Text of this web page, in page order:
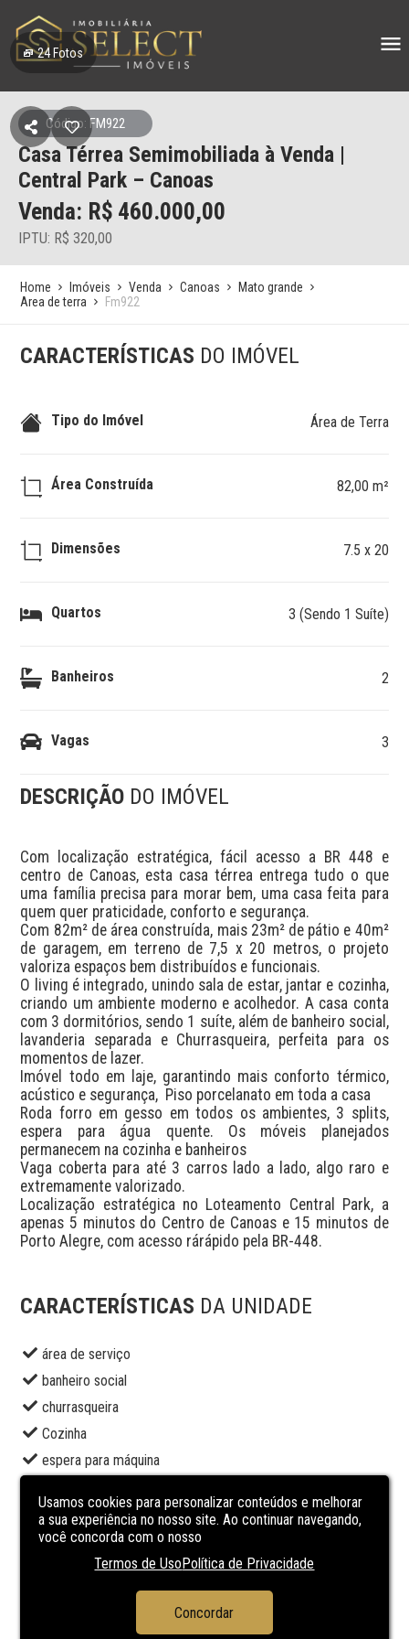
24Fotos
Código: FM922
Casa Térrea Semimobiliada à Venda |
Central Park – Canoas
Venda: R$ 460.000,00
IPTU: R$ 320,00
Home Imóveis Venda Canoas
Mato grande
Area de terra
Fm922
CARACTERÍSTICAS DO IMÓVEL
Tipo do Imóvel Área de Terra
Área Construída 82,00 m²
Dimensões 7.5 x 20
Quartos 3 (Sendo 1 Suíte)
Banheiros 2
Vagas 3
DESCRIÇÃO DO IMÓVEL
Com localização estratégica, fácil acesso a BR 448 e
centro de Canoas, esta casa térrea entrega tudo o que
uma família precisa para morar bem, uma casa feita para
quem quer praticidade, conforto e segurança.
Com 82m² de área construída, mais 23m² de pátio e 40m²
de garagem, em terreno de 7,5 x 20 metros, o projeto
valoriza espaços bem distribuídos e funcionais.
O living é integrado, unindo sala de estar, jantar e cozinha,
criando um ambiente moderno e acolhedor. A casa conta
com 3 dormitórios, sendo 1 suíte, além de banheiro social,
lavanderia separada e Churrasqueira, perfeita para os
momentos de lazer.
Imóvel todo em laje, garantindo mais conforto térmico,
acústico e segurança,  Piso porcelanato em toda a casa
Roda forro em gesso em todos os ambientes, 3 splits,
espera para água quente. Os móveis planejados
permanecem na cozinha e banheiros
Vaga coberta para até 3 carros lado a lado, algo raro e
extremamente valorizado.
Localização estratégica no Loteamento Central Park, a
apenas 5 minutos do Centro de Canoas e 15 minutos de
Porto Alegre, com acesso rárápido pela BR-448.
CARACTERÍSTICAS DA UNIDADE
área de serviço
banheiro social
churrasqueira
Cozinha
espera para máquina
gradil
hall de entrada
lavanderia
Usamos cookies para personalizar conteúdos e melhorar
a sua experiência no nosso site. Ao continuar navegando,
você concorda com o nosso
Termos de UsoPolítica de Privacidade
Concordar